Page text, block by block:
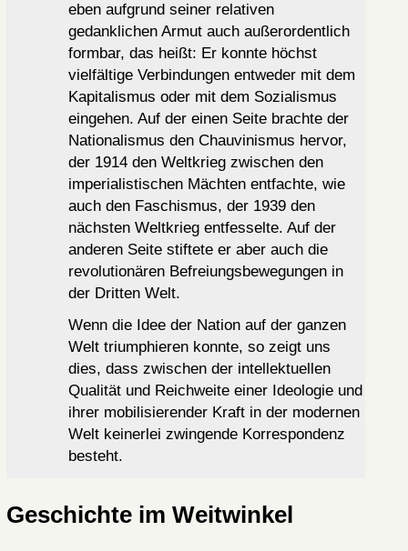
eben aufgrund seiner relativen
gedanklichen Armut auch außerordentlich
formbar, das heißt: Er konnte höchst
vielfältige Verbindungen entweder mit dem
Kapitalismus oder mit dem Sozialismus
eingehen. Auf der einen Seite brachte der
Nationalismus den Chauvinismus hervor,
der 1914 den Weltkrieg zwischen den
imperialistischen Mächten entfachte, wie
auch den Faschismus, der 1939 den
nächsten Weltkrieg entfesselte. Auf der
anderen Seite stiftete er aber auch die
revolutionären Befreiungsbewegungen in
der Dritten Welt.
Wenn die Idee der Nation auf der ganzen
Welt triumphieren konnte, so zeigt uns
dies, dass zwischen der intellektuellen
Qualität und Reichweite einer Ideologie und
ihrer mobilisierender Kraft in der modernen
Welt keinerlei zwingende Korrespondenz
besteht.
Geschichte im Weitwinkel